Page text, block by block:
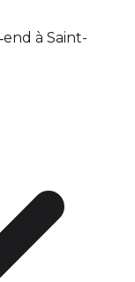
à Saint-